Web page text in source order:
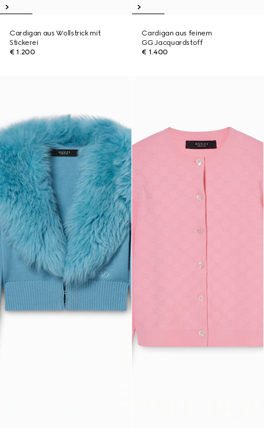
Cardigan aus Wollstrick mit
Stickerei
€ 1.200
Cardigan aus feinem
GG Jacquardstoff
€ 1.400